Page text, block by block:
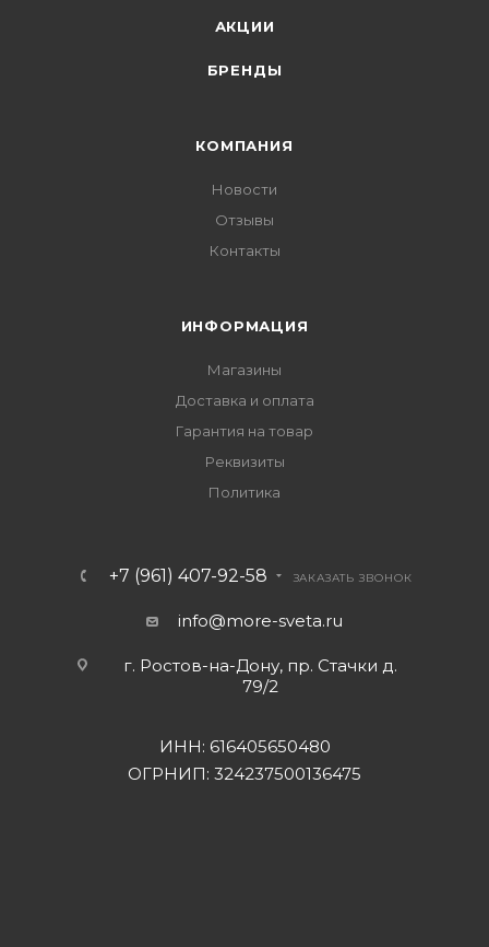
АКЦИИ
БРЕНДЫ
КОМПАНИЯ
Новости
Отзывы
Контакты
ИНФОРМАЦИЯ
Магазины
Доставка и оплата
Гарантия на товар
Реквизиты
Политика
+7 (961) 407-92-58 ЗАКАЗАТЬ ЗВОНОК
info@more-sveta.ru
г. Ростов-на-Дону, пр. Стачки д.
79/2
ИНН: 616405650480
ОГРНИП: 324237500136475